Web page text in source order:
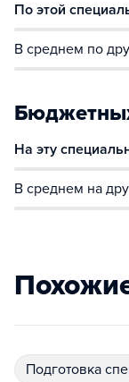
По этой
В среднем по
На эту
В среднем на
подготовка